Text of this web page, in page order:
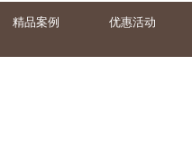
精品案例 优惠活动